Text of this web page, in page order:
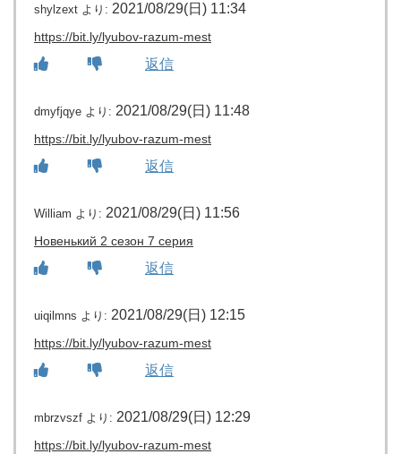
shylzext より: 2021/08/29(日) 11:34
https://bit.ly/lyubov-razum-mest
返信
dmyfjqye より: 2021/08/29(日) 11:48
https://bit.ly/lyubov-razum-mest
返信
William より: 2021/08/29(日) 11:56
Новенький 2 сезон 7 серия
返信
uiqilmns より: 2021/08/29(日) 12:15
https://bit.ly/lyubov-razum-mest
返信
mbrzvszf より: 2021/08/29(日) 12:29
https://bit.ly/lyubov-razum-mest